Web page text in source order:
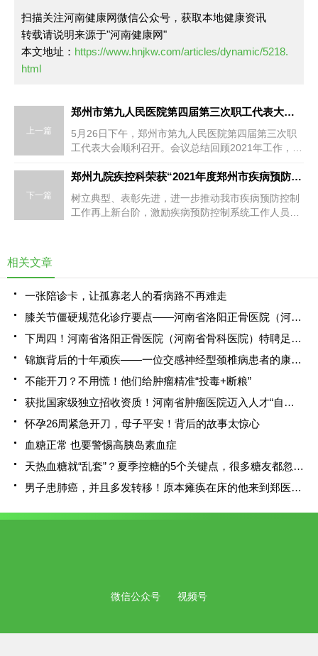
扫描关注河南健康网微信公众号，获取本地健康资讯
转载请说明来源于"河南健康网"
本文地址： https://www.hnjkw.com/articles/dynamic/5218.
html
上一篇
郑州市第九人民医院第四届第三次职工代表大会顺利召开
5月26日下午，郑州市第九人民医院第四届第三次职
工代表大会顺利召开。会议总结回顾2021年工作，分
党委副书记、院长白建林，常务副院长李玲、副院长
行主席、副院长田继新主持会议。
下一篇
郑州九院疾控科荣获“2021年度郑州市疾病预防控制工作先进集体和先进个人”荣誉称号
树立典型、表彰先进，进一步推动我市疾病预防控制
工作再上新台阶，激励疾病预防控制系统工作人员履
相关文章
一张陪诊卡，让孤寡老人的看病路不再难走
膝关节僵硬规范化诊疗要点——河南省洛阳正骨医院（河南省骨科医院）郑州院区顺利开展第三百八十期“主任.博士”论坛
下周四！河南省洛阳正骨医院（河南省骨科医院）特聘足踝外科专家俞光荣教授将到洛阳院区进行疑难病会诊
锦旗背后的十年顽疾——一位交感神经型颈椎病患者的康复纪实
不能开刀？不用慌！他们给肿瘤精准“投毒+断粮”
获批国家级独立招收资质！河南省肿瘤医院迈入人才“自主培育”时代
怀孕26周紧急开刀，母子平安！背后的故事太惊心
血糖正常 也要警惕高胰岛素血症
天热血糖就“乱套”？夏季控糖的5个关键点，很多糖友都忽略了
男子患肺癌，并且多发转移！原本瘫痪在床的他来到郑医，竟恢复了正常生活？
微信公众号 视频号